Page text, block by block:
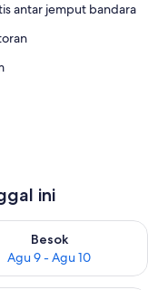
antar jemput bandara
ini
8 - Agu 9
Besok
Agu 9 - Agu 10
untuk